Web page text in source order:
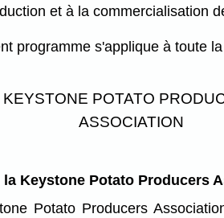
et à la commercialisation
programme s'applique à toute
KEYSTONE POTATO
ASSOCIATION
Keystone Potato Producers
Potato Producers